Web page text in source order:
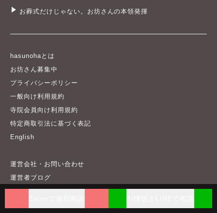
お葬式だけじゃない。お坊さんの本領発揮
hasunohaとは
お坊さん募集中
プライバシーポリシー
一般向け利用規約
寺院会員向け利用規約
特定商取引法に基づく表記
English
運営会社・お問い合わせ
運営者ブログ